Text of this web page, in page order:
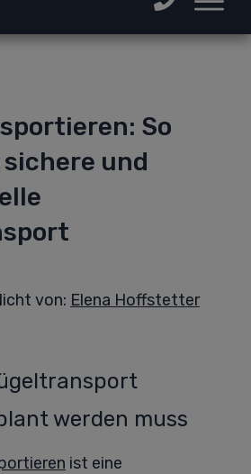
So
und
von: Elena Hoffstetter
werden muss
ist eine